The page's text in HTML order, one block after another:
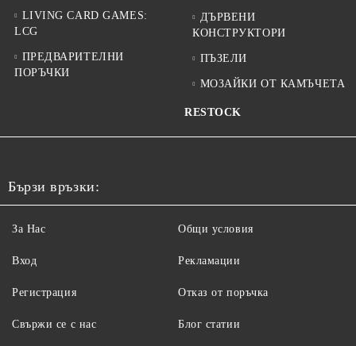
LIVING CARD GAMES:
LCG
ПРЕДВАРИТЕЛНИ
ПОРЪЧКИ
ДЪРВЕНИ
КОНСТРУКТОРИ
ПЪЗЕЛИ
МОЗАЙКИ ОТ КАМЪЧЕТА
RESTOCK
Бързи връзки:
За Нас
Вход
Регистрация
Свържи се с нас
Общи условия
Рекламации
Отказ от поръчка
Блог статии